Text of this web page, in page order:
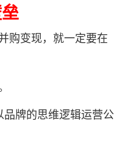
购变现，就一定要在
牌的思维逻辑运营公